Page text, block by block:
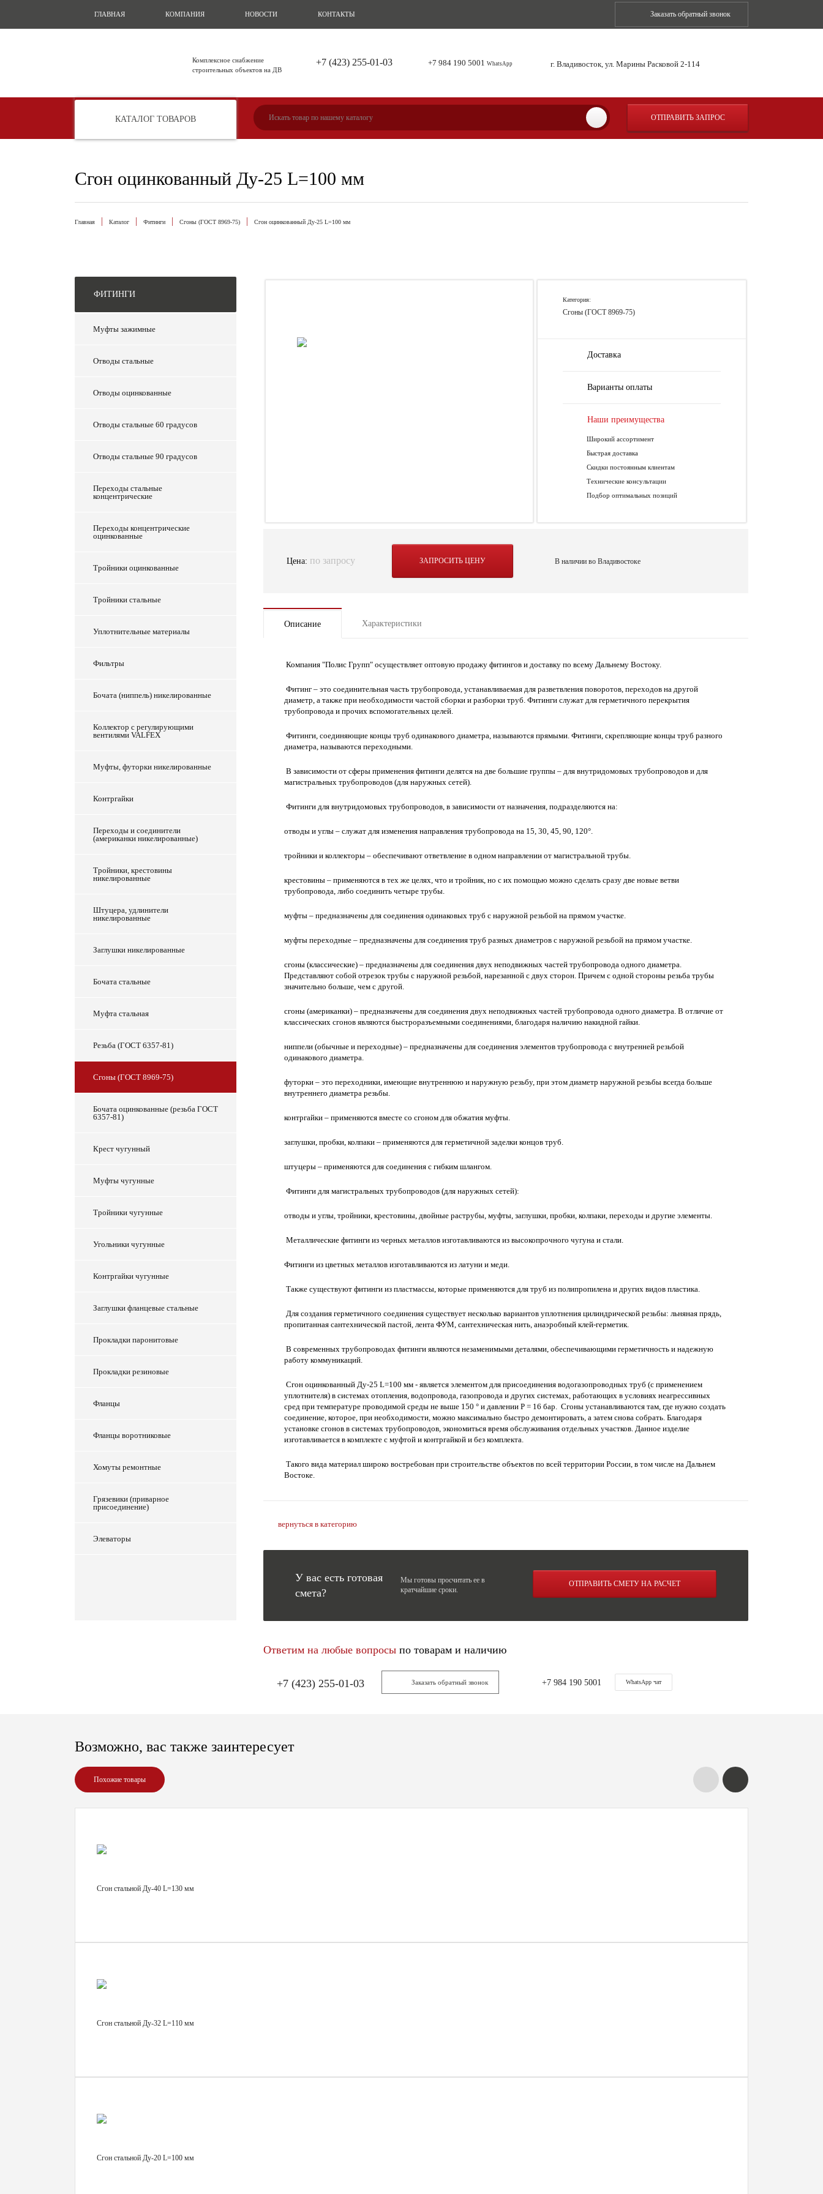
ГЛАВНАЯ КОМПАНИЯ НОВОСТИ КОНТАКТЫ Заказать обратный звонок
Комплексное снабжение
строительных объектов на ДВ
+7 (423) 255-01-03 +7 984 190 5001 WhatsApp г. Владивосток, ул. Марины Расковой 2-114
КАТАЛОГ ТОВАРОВ ОТПРАВИТЬ ЗАПРОС
Сгон оцинкованный Ду-25 L=100 мм
Главная Каталог Фитинги Сгоны (ГОСТ 8969-75) Сгон оцинкованный Ду-25 L=100 мм
ФИТИНГИ
Муфты зажимные
Отводы стальные
Отводы оцинкованные
Отводы стальные 60 градусов
Отводы стальные 90 градусов
Переходы стальные
концентрические
Переходы концентрические
оцинкованные
Тройники оцинкованные
Тройники стальные
Уплотнительные материалы
Фильтры
Бочата (ниппель) никелированные
Коллектор с регулирующими
вентилями VALFEX
Муфты, футорки никелированные
Контргайки
Переходы и соединители
(американки никелированные)
Тройники, крестовины
никелированные
Штуцера, удлинители
никелированные
Заглушки никелированные
Бочата стальные
Муфта стальная
Резьба (ГОСТ 6357-81)
Сгоны (ГОСТ 8969-75)
Бочата оцинкованные (резьба ГОСТ
6357-81)
Крест чугунный
Муфты чугунные
Тройники чугунные
Угольники чугунные
Контргайки чугунные
Заглушки фланцевые стальные
Прокладки паронитовые
Прокладки резиновые
Фланцы
Фланцы воротниковые
Хомуты ремонтные
Грязевики (приварное
присоединение)
Элеваторы
Категория:
Сгоны (ГОСТ 8969-75)
Доставка
Варианты оплаты
Наши преимущества
Широкий ассортимент
Быстрая доставка
Скидки постоянным клиентам
Технические консультации
Подбор оптимальных позиций
Цена: по запросу ЗАПРОСИТЬ ЦЕНУ В наличии во Владивостоке
Описание Характеристики
Компания "Полис Групп" осуществляет оптовую продажу фитингов и доставку по всему Дальнему Востоку.
Фитинг – это соединительная часть трубопровода, устанавливаемая для разветвления поворотов, переходов на другой
диаметр, а также при необходимости частой сборки и разборки труб. Фитинги служат для герметичного перекрытия
трубопровода и прочих вспомогательных целей.
Фитинги, соединяющие концы труб одинакового диаметра, называются прямыми. Фитинги, скрепляющие концы труб разного
диаметра, называются переходными.
В зависимости от сферы применения фитинги делятся на две большие группы – для внутридомовых трубопроводов и для
магистральных трубопроводов (для наружных сетей).
Фитинги для внутридомовых трубопроводов, в зависимости от назначения, подразделяются на:
отводы и углы – служат для изменения направления трубопровода на 15, 30, 45, 90, 120°.
тройники и коллекторы – обеспечивают ответвление в одном направлении от магистральной трубы.
крестовины – применяются в тех же целях, что и тройник, но с их помощью можно сделать сразу две новые ветви
трубопровода, либо соединить четыре трубы.
муфты – предназначены для соединения одинаковых труб с наружной резьбой на прямом участке.
муфты переходные – предназначены для соединения труб разных диаметров с наружной резьбой на прямом участке.
сгоны (классические) – предназначены для соединения двух неподвижных частей трубопровода одного диаметра.
Представляют собой отрезок трубы с наружной резьбой, нарезанной с двух сторон. Причем с одной стороны резьба трубы
значительно больше, чем с другой.
сгоны (американки) – предназначены для соединения двух неподвижных частей трубопровода одного диаметра. В отличие от
классических сгонов являются быстроразъемными соединениями, благодаря наличию накидной гайки.
ниппели (обычные и переходные) – предназначены для соединения элементов трубопровода с внутренней резьбой
одинакового диаметра.
футорки – это переходники, имеющие внутреннюю и наружную резьбу, при этом диаметр наружной резьбы всегда больше
внутреннего диаметра резьбы.
контргайки – применяются вместе со сгоном для обжатия муфты.
заглушки, пробки, колпаки – применяются для герметичной заделки концов труб.
штуцеры – применяются для соединения с гибким шлангом.
Фитинги для магистральных трубопроводов (для наружных сетей):
отводы и углы, тройники, крестовины, двойные раструбы, муфты, заглушки, пробки, колпаки, переходы и другие элементы.
Металлические фитинги из черных металлов изготавливаются из высокопрочного чугуна и стали.
Фитинги из цветных металлов изготавливаются из латуни и меди.
Также существуют фитинги из пластмассы, которые применяются для труб из полипропилена и других видов пластика.
Для создания герметичного соединения существует несколько вариантов уплотнения цилиндрической резьбы: льняная прядь,
пропитанная сантехнической пастой, лента ФУМ, сантехническая нить, анаэробный клей-герметик.
В современных трубопроводах фитинги являются незаменимыми деталями, обеспечивающими герметичность и надежную
работу коммуникаций.
Сгон оцинкованный Ду-25 L=100 мм - является элементом для присоединения водогазопроводных труб (с применением
уплотнителя) в системах отопления, водопровода, газопровода и других системах, работающих в условиях неагрессивных
сред при температуре проводимой среды не выше 150 ° и давлении Р = 16 бар. Сгоны устанавливаются там, где нужно создать
соединение, которое, при необходимости, можно максимально быстро демонтировать, а затем снова собрать. Благодаря
установке сгонов в системах трубопроводов, экономиться время обслуживания отдельных участков. Данное изделие
изготавливается в комплекте с муфтой и контргайкой и без комплекта.
Такого вида материал широко востребован при строительстве объектов по всей территории России, в том числе на Дальнем
Востоке.
вернуться в категорию
У вас есть готовая
смета?
Мы готовы просчитать ее в
кратчайшие сроки.
ОТПРАВИТЬ СМЕТУ НА РАСЧЕТ
Ответим на любые вопросы по товарам и наличию
+7 (423) 255-01-03 Заказать обратный звонок +7 984 190 5001 WhatsApp чат
Возможно, вас также заинтересует
Похожие товары
Сгон стальной Ду-40 L=130 мм
Сгон стальной Ду-32 L=110 мм
Сгон стальной Ду-20 L=100 мм